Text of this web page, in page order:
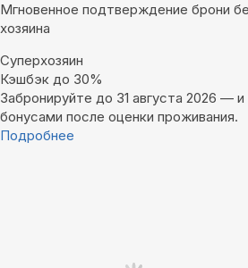
Мгновенное подтверждение брони
хозяина
Суперхозяин
Кэшбэк до 30%
Забронируйте до 31 августа 2026 —
бонусами после оценки проживания.
Подробнее